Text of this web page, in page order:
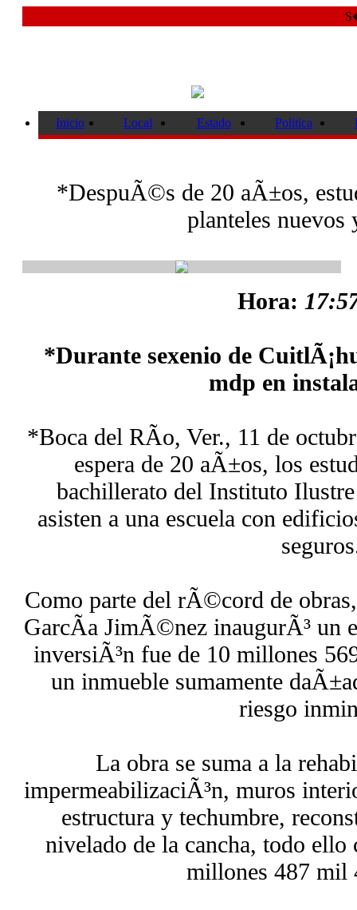
Inicio Local Estado Politica
*DespuÃ©s de 20 aÃ±os,
planteles nuevos
Hora:
*Durante sexenio de
mdp en
*Boca del RÃ­o, Ver., 11 de
espera de 20 aÃ±os, los
bachillerato del Instituto
asisten a una escuela con
Como parte del rÃ©cord de
GarcÃ­a JimÃ©nez inaugurÃ³ un
inversiÃ³n fue de 10 millones
un inmueble sumamente
riesgo
La obra se suma a la
impermeabilizaciÃ³n, muros
estructura y techumbre,
nivelado de la cancha, todo ello
millones 487 mil